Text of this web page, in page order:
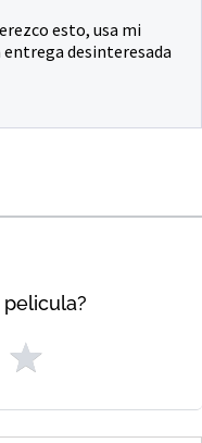
esto, usa mi
desinteresada